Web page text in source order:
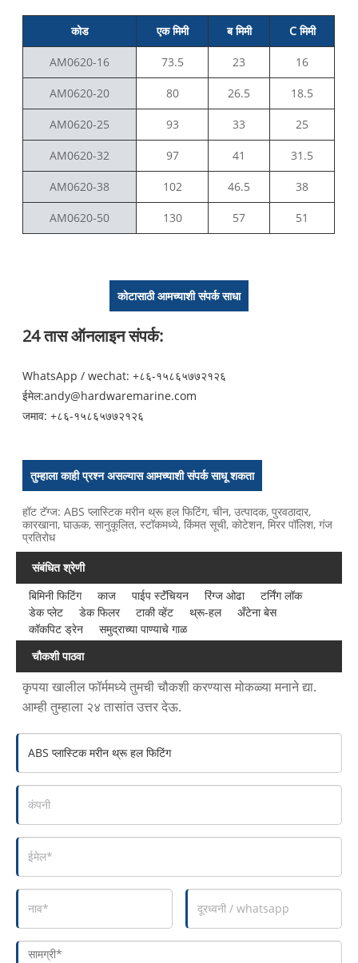
कोड एक मिमी ब मिमी C मिमी
AM0620-16 73.5 23 16
AM0620-20 80 26.5 18.5
AM0620-25 93 33 25
AM0620-32 97 41 31.5
AM0620-38 102 46.5 38
AM0620-50 130 57 51
कोटासाठी आमच्याशी संपर्क साधा
24 तास ऑनलाइन संपर्क:
WhatsApp / wechat: +८६-१५८६५७७२१२६
ईमेल:andy@hardwaremarine.com
जमाव:+८६-१५८६५७७२१२६
तुम्हाला काही प्रश्न असल्यास आमच्याशी संपर्क साधू शकता
हॉट टॅग्ज: ABS प्लास्टिक मरीन थ्रू हल फिटिंग, चीन, उत्पादक, पुरवठादार,
कारखाना, घाऊक, सानुकूलित, स्टॉकमध्ये, किंमत सूची, कोटेशन, मिरर पॉलिश, गंज
प्रतिरोध
संबंधित श्रेणी
बिमिनी फिटिंग
काज पाईप स्टॅंचियन रिंग्ज ओढा
टर्निंग लॉक
डेक प्लेट
डेक फिलर टाकी व्हेंट थ्रू-हल
अँटेना बेस
कॉकपिट ड्रेन
समुद्राच्या पाण्याचे गाळ
चौकशी पाठवा
कृपया खालील फॉर्ममध्ये तुमची चौकशी करण्यास मोकळ्या मनाने द्या.
आम्ही तुम्हाला २४ तासांत उत्तर देऊ.